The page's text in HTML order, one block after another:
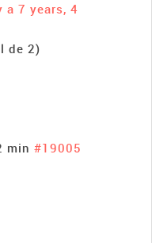
a 7 years, 4
de 2)
min #19005